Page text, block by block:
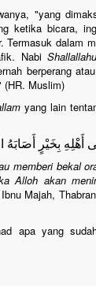
"yang
ketika bicara,
Termasuk dalam
Nabi
berperang
(HR. Muslim)
yang lain
بِخَيْرٍ أَصَابَهُ
memberi bekal
Alloh akan
Majah,
apa yang